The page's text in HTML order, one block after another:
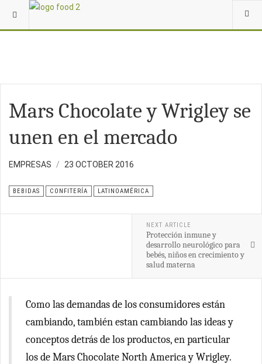
Mars Chocolate y Wrigley se
unen en el mercado
EMPRESAS 23 OCTOBER 2016
BEBIDAS CONFITERÍA LATINOAMÉRICA
NEXT ARTICLE
Protección inmune y
desarrollo neurológico para
bebés, niños en crecimiento y
salud materna
Como las demandas de los consumidores están
cambiando, también estan cambiando las ideas y
conceptos detrás de los productos, en particular
los de Mars Chocolate North America y Wrigley.